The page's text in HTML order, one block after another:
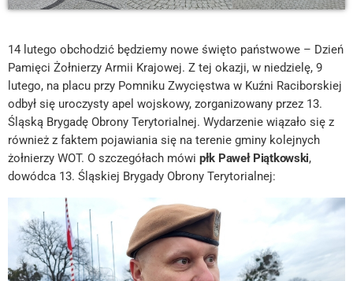
14 lutego obchodzić będziemy nowe święto państwowe – Dzień
Pamięci Żołnierzy Armii Krajowej. Z tej okazji, w niedzielę, 9
lutego, na placu przy Pomniku Zwycięstwa w Kuźni Raciborskiej
odbył się uroczysty apel wojskowy, zorganizowany przez 13.
Śląską Brygadę Obrony Terytorialnej. Wydarzenie wiązało się z
również z faktem pojawiania się na terenie gminy kolejnych
żołnierzy WOT. O szczegółach mówi płk Paweł Piątkowski,
dowódca 13. Śląskiej Brygady Obrony Terytorialnej: